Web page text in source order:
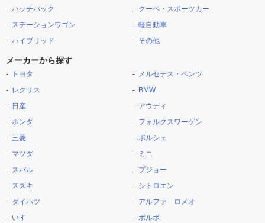
ハッチバック
ステーションワゴン
ハイブリッド
クーペ・スポーツカー
軽自動車
その他
メーカーから探す
トヨタ
レクサス
日産
ホンダ
三菱
マツダ
スバル
スズキ
ダイハツ
いすゞ
メルセデス・ベンツ
BMW
アウディ
フォルクスワーゲン
ポルシェ
ミニ
プジョー
シトロエン
アルファ ロメオ
ボルボ